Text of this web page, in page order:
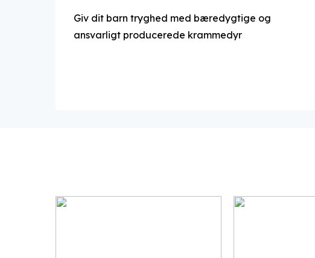
Giv dit barn tryghed med bæredygtige og
ansvarligt producerede krammedyr